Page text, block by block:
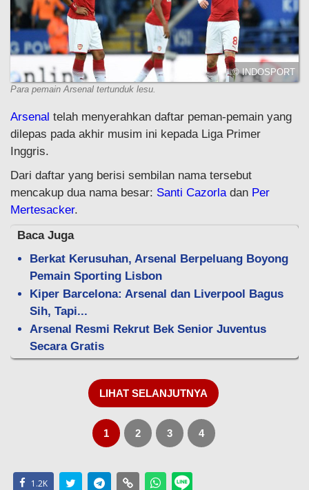
© INDOSPORT
Para pemain Arsenal tertunduk lesu.
Arsenal telah menyerahkan daftar peman-pemain yang
dilepas pada akhir musim ini kepada Liga Primer
Inggris.
Dari daftar yang berisi sembilan nama tersebut
mencakup dua nama besar: Santi Cazorla dan Per
Mertesacker.
Baca Juga
Berkat Kerusuhan, Arsenal Berpeluang Boyong
Pemain Sporting Lisbon
Kiper Barcelona: Arsenal dan Liverpool Bagus
Sih, Tapi...
Arsenal Resmi Rekrut Bek Senior Juventus
Secara Gratis
LIHAT SELANJUTNYA
1 2 3 4
1.2K